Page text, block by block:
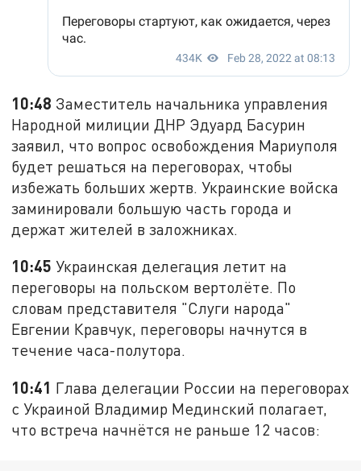
10:48 Заместитель начальника управления
Народной милиции ДНР Эдуард Басурин
заявил, что вопрос освобождения Мариуполя
будет решаться на переговорах, чтобы
избежать больших жертв. Украинские войска
заминировали большую часть города и
держат жителей в заложниках.
10:45 Украинская делегация летит на
переговоры на польском вертолёте. По
словам представителя "Слуги народа"
Евгении Кравчук, переговоры начнутся в
течение часа-полутора.
10:41 Глава делегации России на переговорах
с Украиной Владимир Мединский полагает,
что встреча начнётся не раньше 12 часов: